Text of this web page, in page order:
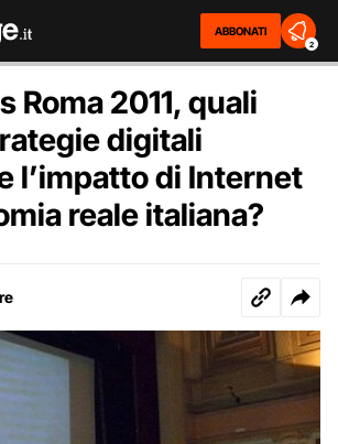
ABBONATI
2
Roma 2011, quali
digitali
l’impatto di Internet
reale italiana?